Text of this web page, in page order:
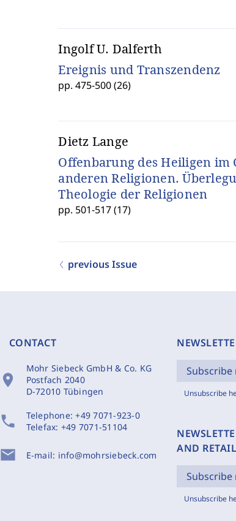
Ingolf U. Dalferth
Ereignis und Transzendenz
pp. 475-500 (26)
Dietz Lange
Offenbarung des Heiligen
anderen Religionen.
Theologie der Religionen
pp. 501-517 (17)
previous Issue
CONTACT
location_on
Mohr Siebeck GmbH & Co. KG
Postfach 2040
D-72010 Tübingen
phone Telephone:+49 7071-923-0
Telefax: +49 7071-51104
mail E-mail: info@mohrsiebeck.com
Subscribe
Unsubscribe
AND
Subscribe
Unsubscribe